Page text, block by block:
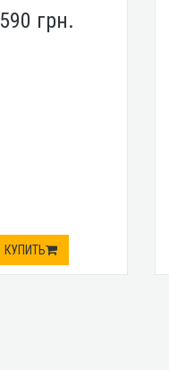
590 грн.
КУПИТЬ